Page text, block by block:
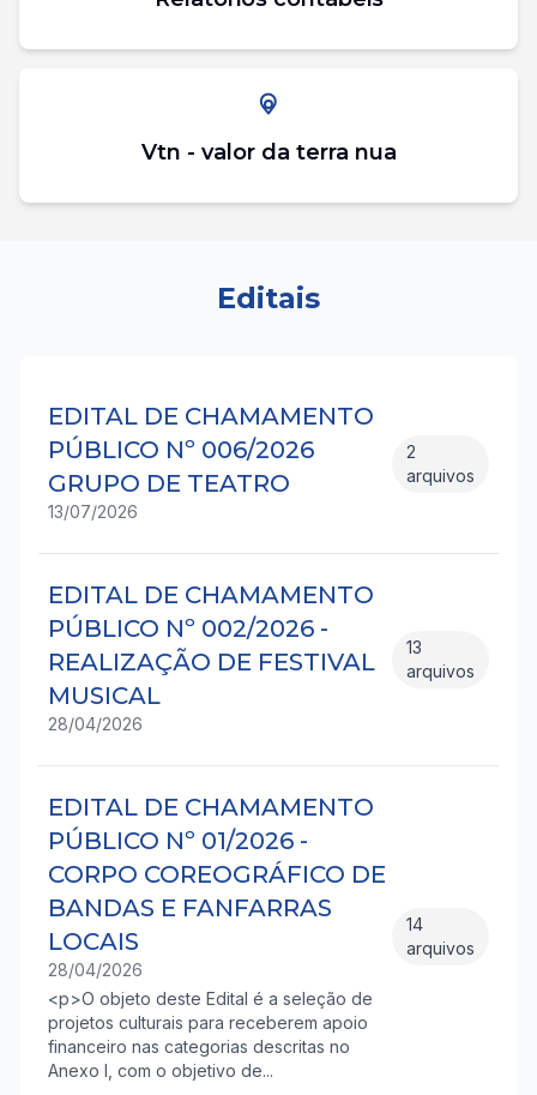
Vtn - valor da terra nua
Editais
EDITAL DE CHAMAMENTO
PÚBLICO Nº 006/2026
GRUPO DE TEATRO
13/07/2026
2
arquivos
EDITAL DE CHAMAMENTO
PÚBLICO Nº 002/2026 -
REALIZAÇÃO DE FESTIVAL
MUSICAL
28/04/2026
13
arquivos
EDITAL DE CHAMAMENTO
PÚBLICO Nº 01/2026 -
CORPO COREOGRÁFICO DE
BANDAS E FANFARRAS
LOCAIS
28/04/2026
<p>O objeto deste Edital é a seleção de
projetos culturais para receberem apoio
financeiro nas categorias descritas no
Anexo I, com o objetivo de...
14
arquivos